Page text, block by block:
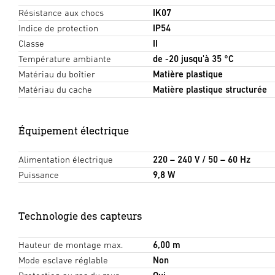
Résistance aux chocs
IK07
Indice de protection
IP54
Classe
II
Température ambiante
de -20 jusqu'à 35 °C
Matériau du boîtier
Matière plastique
Matériau du cache
Matière plastique structurée
Équipement électrique
Alimentation électrique
220 – 240 V / 50 – 60 Hz
Puissance
9,8 W
Technologie des capteurs
Hauteur de montage max.
6,00 m
Mode esclave réglable
Non